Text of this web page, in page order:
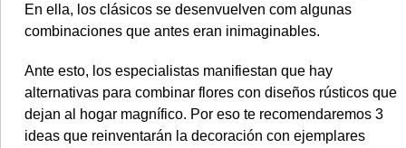
En ella, los clásicos se desenvuelven com algunas
combinaciones que antes eran inimaginables.
Ante esto, los especialistas manifiestan que hay
alternativas para combinar flores con diseños rústicos que
dejan al hogar magnífico. Por eso te recomendaremos 3
ideas que reinventarán la decoración con ejemplares